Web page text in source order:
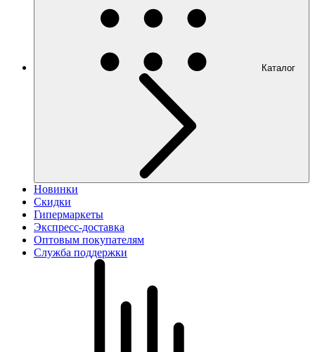
Каталог
Новинки
Скидки
Гипермаркеты
Экспресс-доставка
Оптовым покупателям
Служба поддержки